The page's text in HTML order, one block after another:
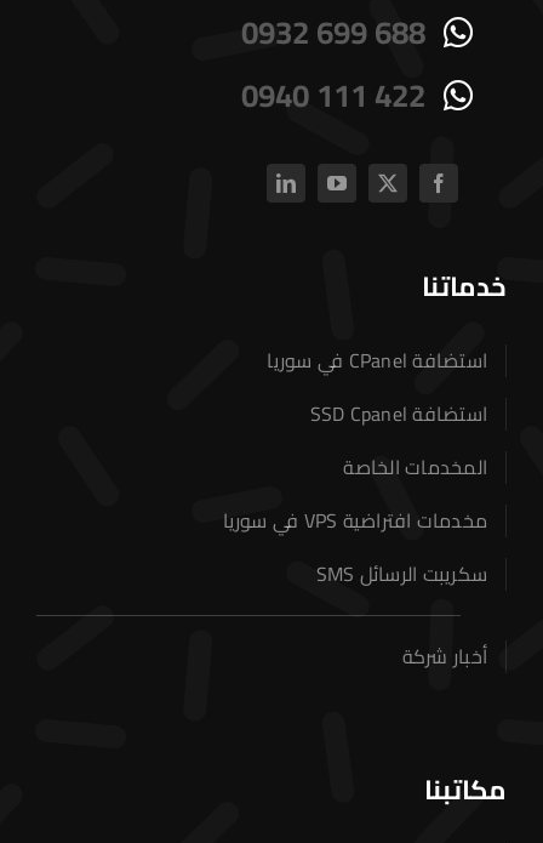
مكاتبنا
خدماتنا
استضافة CPanel في سوريا
استضافة SSD Cpanel
المخدمات الخاصة
مخدمات افتراضية VPS في سوريا
سكريبت الرسائل SMS
أخبار شركة
0932 699 688
0940 111 422